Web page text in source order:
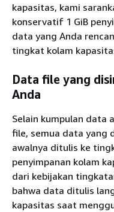
kapasitas, kami
konservatif 1 GiB
data yang Anda
tingkat kolam
Data file yang
Anda
Selain kumpulan data
file, semua data yang
awalnya ditulis ke
penyimpanan kolam
dari kebijakan
bahwa data ditulis
kapasitas saat